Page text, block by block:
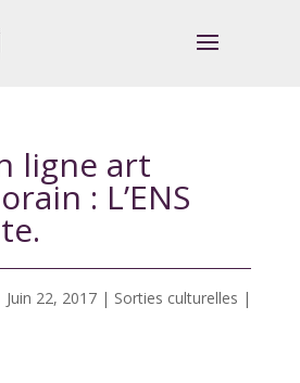
ligne art
: L’ENS
Juin 22, 2017| Sorties culturelles |